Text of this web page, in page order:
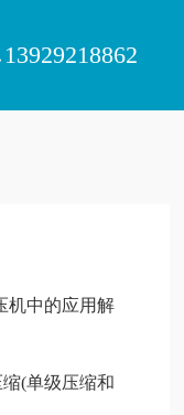
13929218862
机中的应用解
(单级压缩和